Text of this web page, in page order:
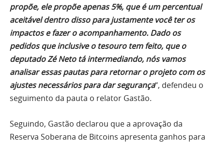
propõe, ele propõe apenas 5%, que é um percentual
aceitável dentro disso para justamente você ter os
impactos e fazer o acompanhamento. Dado os
pedidos que inclusive o tesouro tem feito, que o
deputado Zé Neto tá intermediando, nós vamos
analisar essas pautas para retornar o projeto com os
ajustes necessários para dar segurança“, defendeu o
seguimento da pauta o relator Gastão.
Seguindo, Gastão declarou que a aprovação da
Reserva Soberana de Bitcoins apresenta ganhos para